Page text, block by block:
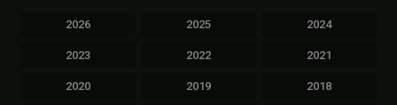
2026 2025 2024
2023 2022 2021
2020 2019 2018